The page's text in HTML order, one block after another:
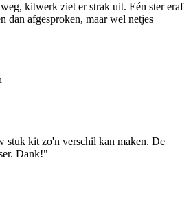
kitwerk ziet er strak uit. Eén ster eraf
dan afgesproken, maar wel netjes
stuk kit zo'n verschil kan maken. De
Dank!"